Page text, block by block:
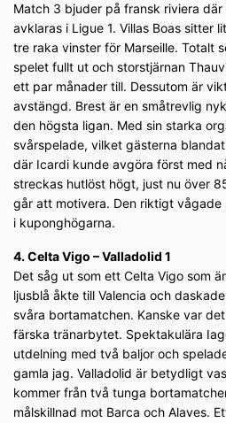
Match 3 bjuder på fransk riviera
avklaras i Ligue 1. Villas Boas sitter
tre raka vinster för Marseille. Totalt
spelet fullt ut och storstjärnan
ett par månader till. Dessutom är
avstängd. Brest är en småtrevlig
den högsta ligan. Med sin starka
svårspelade, vilket gästerna
där Icardi kunde avgöra först med
streckas hutlöst högt, just nu över
går att motivera. Den riktigt vågade
i kuponghögarna.
4. Celta Vigo – Valladolid 1
Det såg ut som ett Celta Vigo som
ljusblå åkte till Valencia och
svåra bortamatchen. Kanske var
färska tränarbytet. Spektakulära
utdelning med två baljor och
gamla jag. Valladolid är betydligt
kommer från två tunga
målskillnad mot Barca och Alaves.